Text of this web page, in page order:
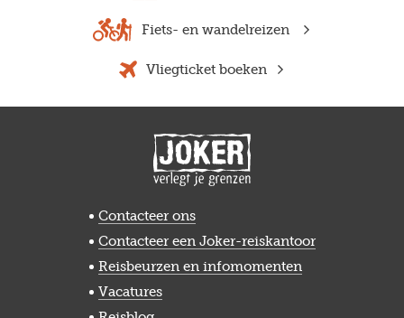
Fiets- en wandelreizen
Vliegticket boeken
Contacteer ons
Contacteer een Joker-reiskantoor
Reisbeurzen en infomomenten
Vacatures